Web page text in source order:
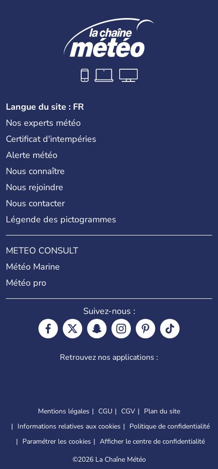
Langue du site : FR
Nos experts météo
Certificat d'intempéries
Alerte météo
Nous connaître
Nous rejoindre
Nous contacter
Légende des pictogrammes
METEO CONSULT
Météo Marine
Météo pro
Suivez-nous :
Retrouvez nos applications :
Mentions légales CGU CGV
Plan du site
Informations relatives aux cookies
Politique de confidentialité
Paramétrer les cookies
Afficher le centre de confidentialité
©2026 La Chaîne Météo